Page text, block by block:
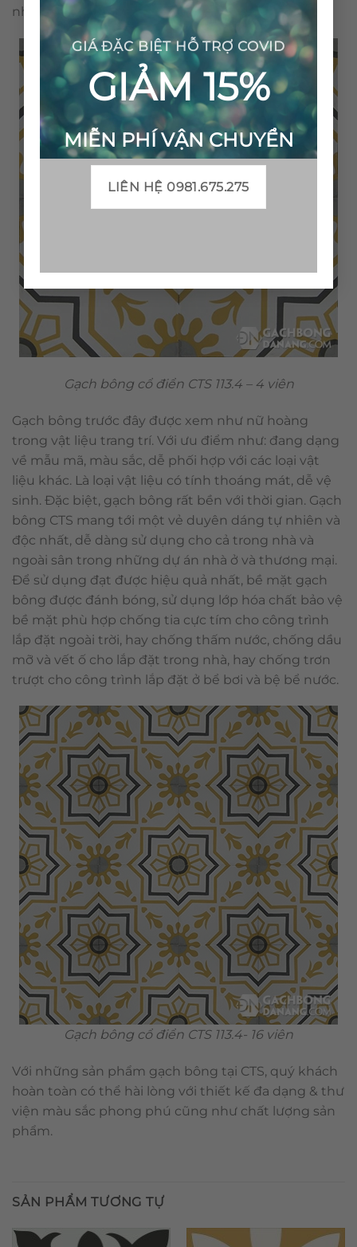
GIÁ ĐẶC BIỆT HỖ TRỢ COVID
GIẢM 15%
MIỄN PHÍ VẬN CHUYỂN
LIÊN HỆ 0981.675.275
nhiễm môi trường.
Gạch bông cổ điển CTS 113.4 – 4 viên
Gạch bông trước đây được xem như nữ hoàng
trong vật liệu trang trí. Với ưu điểm như: đang dạng
về mẫu mã, màu sắc, dễ phối hợp với các loại vật
liệu khác. Là loại vật liệu có tính thoáng mát, dễ vệ
sinh. Đặc biệt, gạch bông rất bền với thời gian. Gạch
bông CTS mang tới một vẻ duyên dáng tự nhiên và
độc nhất, dễ dàng sử dụng cho cả trong nhà và
ngoài sân trong những dự án nhà ở và thương mại.
Để sử dụng đạt được hiệu quả nhất, bề mặt gạch
bông được đánh bóng, sử dụng lớp hóa chất bảo vệ
bề mặt phù hợp chống tia cực tím cho công trình
lắp đặt ngoài trời, hay chống thấm nước, chống dầu
mỡ và vết ố cho lắp đặt trong nhà, hay chống trơn
trượt cho công trình lắp đặt ở bể bơi và bệ bể nước.
Gạch bông cổ điển CTS 113.4- 16 viên
Với những sản phẩm gạch bông tại CTS, quý khách
hoàn toàn có thể hài lòng với thiết kế đa dạng & thư
viện màu sắc phong phú cũng như chất lượng sản
phẩm.
SẢN PHẨM TƯƠNG TỰ